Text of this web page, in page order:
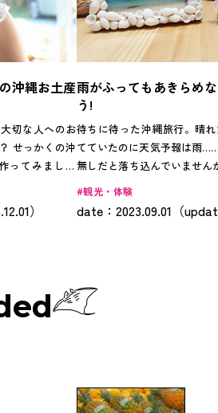
沖縄お土産
切な人へのお
せっかくの沖
ってみましょ
吹きガラス体
が実はとても
一人丁寧に教
す。事前にご
）
雨がふってもあきらめ
う!
待ちに待った沖縄旅行。晴
てていたのに天気予報は雨
無しだと落ち込んでいません
雨の日でも楽しめる観光ス
今回は数あるスポットの中
ゼーションなどさまざまなジ
観光・体験
date：2023.09.01（